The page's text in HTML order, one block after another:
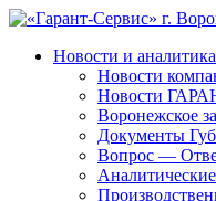
Новости и аналитика
Новости
Новости
Воронежское
Документы
Вопрос —
Аналитические